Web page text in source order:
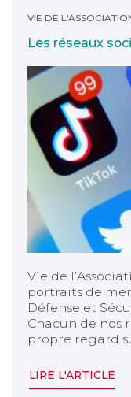
VIE DE
Les réseaux
Vie de
portraits de
Défense et
Chacun de nos
propre regard
LIRE L'ARTICLE